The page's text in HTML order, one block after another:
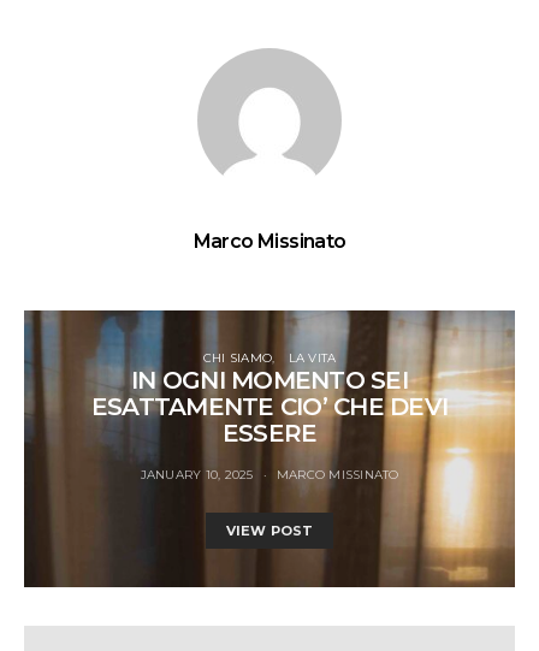
Marco Missinato
CHI SIAMO LA VITA
IN OGNI MOMENTO SEI
ESATTAMENTE CIO’ CHE DEVI
ESSERE
JANUARY 10, 2025 MARCO MISSINATO
VIEW POST